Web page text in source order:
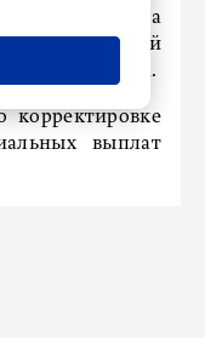
фонда
рублей
Изотова.
корректировке
выплат